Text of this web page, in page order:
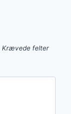
Krævede felter